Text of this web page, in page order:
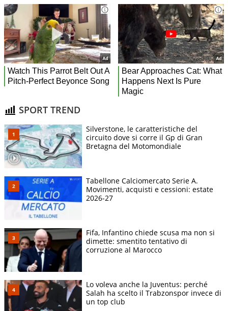
SPORT TREND
Silverstone, le caratteristiche del
circuito dove si corre il Gp di Gran
Bretagna del Motomondiale
Tabellone Calciomercato Serie A.
Movimenti, acquisti e cessioni: estate
2026-27
Fifa, Infantino chiede scusa ma non si
dimette: smentito tentativo di
corruzione al Marocco
Lo voleva anche la Juventus: perché
Salah ha scelto il Trabzonspor invece di
un top club